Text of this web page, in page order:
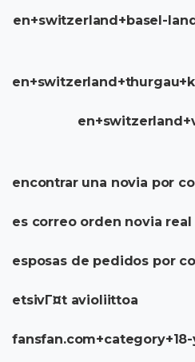
en+switzerland+basel-
encontrar una novia por
es correo orden novia real
esposas de pedidos por
etsivГ¤t avioliittoa